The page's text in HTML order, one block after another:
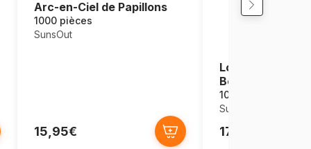
Arc-en-Ciel de Papillons
1000 pièces
SunsOut
15,95€
Lori Schory :
Bethléem
1000 pièces
SunsOut
17,95€